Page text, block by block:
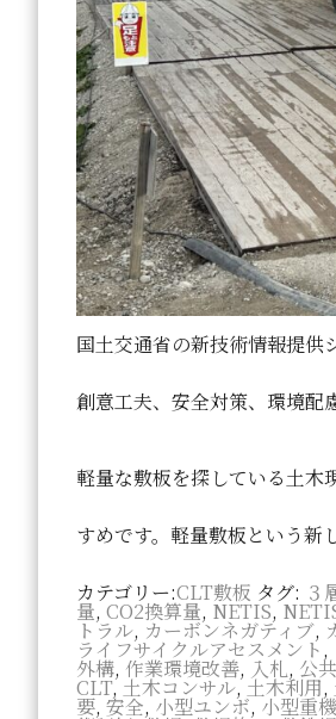
国土交通省の新技術情報提
創意工夫、安全対策、環境配
軽量な敷板を探している土木
すめです。軽量敷板という新
カテゴリー:CLT敷板 タグ: ３
量, CO2換算量, NETIS,
トラル, カーボンネガティブ,
ライフサイクルアセスメント,
外構, 作業環境改善, 入札, 公
CLT, 土木コンサル,土木利用,
要, 安全, 小型ユンボ, 小型重機